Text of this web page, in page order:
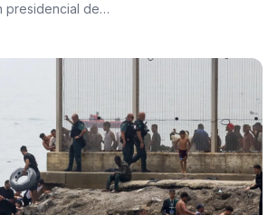
presidencial de…